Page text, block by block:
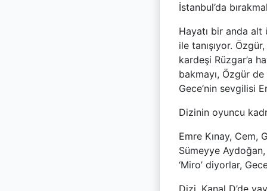
İstanbul’da
Hayatı bir anda alt
ile tanışıyor.
kardeşi Rüzgar’a
bakmayı, Özgür
Gece’nin sevgilisi
Dizinin oyuncu
Emre Kınay, Cem,
Sümeyye
‘Miro’ diyorlar,